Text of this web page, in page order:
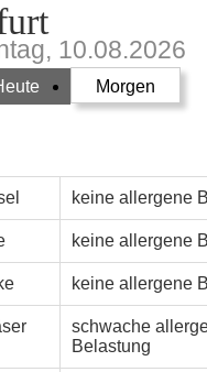
10.08.2026
Morgen
keine allergene
keine allergene
keine allergene
schwache
Belastung